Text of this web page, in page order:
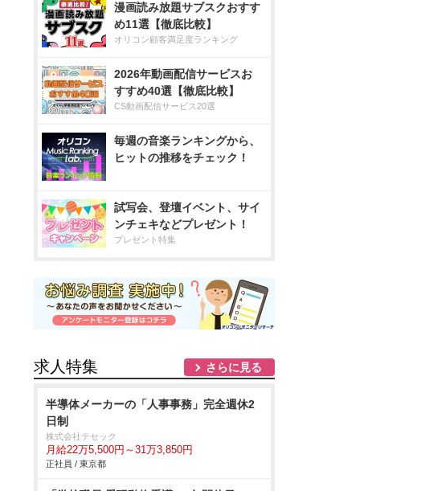
漫画読み放題サブスクおすす
め11選【徹底比較】
オリコン顧客満足度ランキング
2026年動画配信サービスお
すすめ40選【徹底比較】
CS動画配信サービス20選
毎週の音楽ランキングから、
ヒットの推移をチェック！
試写会、登壇イベント、サイ
ンチェキなどプレゼント！
プレゼント特集
求人特集 さらに見る
半導体メーカーの「人事事務」完全週休2
日制
株式会社テセック
月給22万5,500円～31万3,850円
正社員 / 東京都